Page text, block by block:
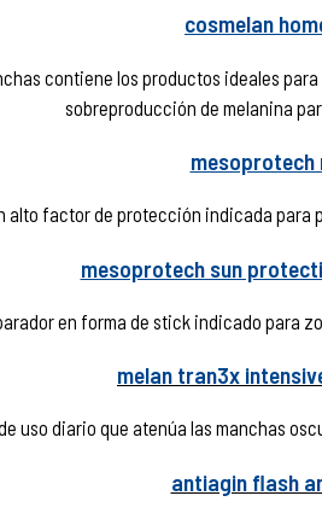
cosmelan
contiene los productos ideales
sobreproducción de melanina
mesoprotech
alto factor de protección indicada para
mesoprotech sun
en forma de stick indicado para
melan tran3x
uso diario que atenúa las manchas
antiagin flash